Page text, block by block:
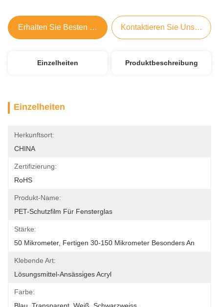
Erhalten Sie Besten Preis Kontaktieren Sie Uns Jetzt
Einzelheiten Produktbeschreibung
Einzelheiten
Herkunftsort:
CHINA
Zertifizierung:
RoHS
Produkt-Name:
PET-Schutzfilm Für Fensterglas
Stärke:
50 Mikrometer, Fertigen 30-150 Mikrometer Besonders An
Klebende Art:
Lösungsmittel-Ansässiges Acryl
Farbe: